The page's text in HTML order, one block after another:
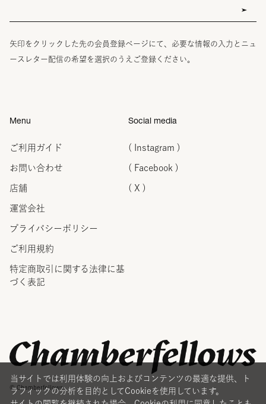
矢印をクリックした先の会員登録ページにて、必要な情報の入力とニュ
ースレター配信の希望を選択のうえご登録ください。
Menu
ご利用ガイド
お問い合わせ
店舗
運営会社
プライバシーポリシー
ご利用規約
特定商取引に関する法律に基
づく表記
Social media
( Instagram )
( Facebook )
( X )
© Chamberfellows
当サイトでは利用体験の向上およびコンテンツの最適な提供、ト
ラフィックの分析を目的としてCookieを使用しています。